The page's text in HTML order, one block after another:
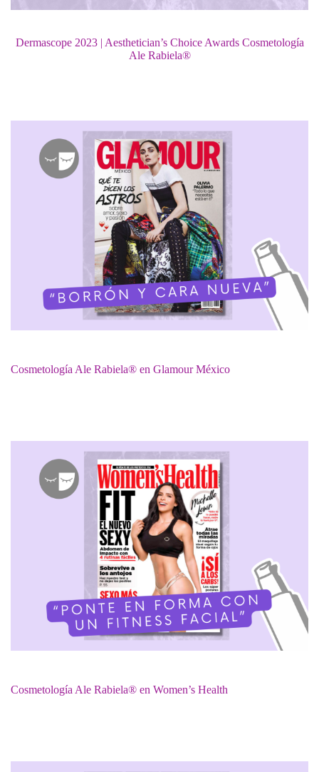
Dermascope 2023 | Aesthetician’s Choice Awards Cosmetología
Ale Rabiela®
Cosmetología Ale Rabiela® en Glamour México
Cosmetología Ale Rabiela® en Women’s Health